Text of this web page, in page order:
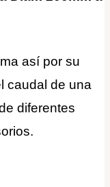
así por su
caudal de una
diferentes
.